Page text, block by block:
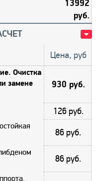
13992
руб.
Цена, руб
Очистка
замене
930 руб.
126 руб.
86 руб.
86 руб.